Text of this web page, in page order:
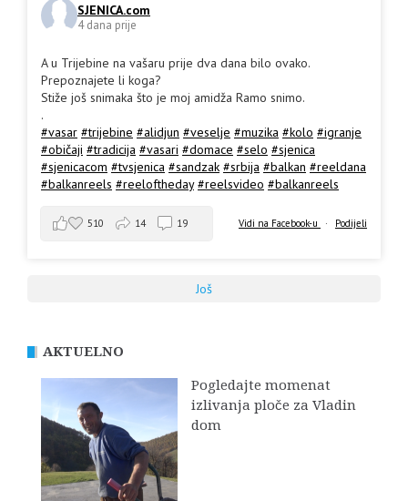
SJENICA.com
4 dana prije
A u Trijebine na vašaru prije dva dana bilo ovako.
Prepoznajete li koga?
Stiže još snimaka što je moj amidža Ramo snimo.
.
#vasar #trijebine #alidjun #veselje #muzika #kolo #igranje
#običaji #tradicija #vasari #domace #selo #sjenica
#sjenicacom #tvsjenica #sandzak #srbija #balkan #reeldana
#balkanreels #reeloftheday #reelsvideo #balkanreels
Vidi na Facebook-u · Podijeli
510 14 19
Još
AKTUELNO
Pogledajte momenat
izlivanja ploče za Vladin
dom